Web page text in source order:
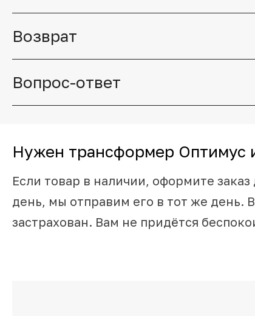
Возврат
Вопрос-ответ
Нужен трансформер Оптимус
Если товар в наличии, оформите заказ
день, мы отправим его в тот же день.
застрахован. Вам не придётся